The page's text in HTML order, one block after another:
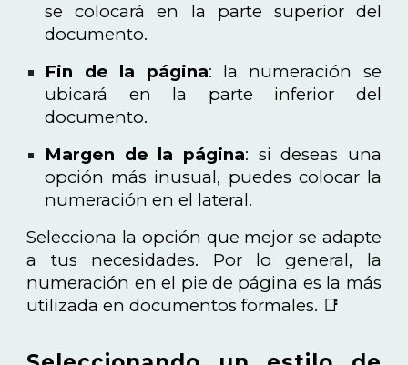
se colocará en la parte superior del
documento.
Fin de la página: la numeración se
ubicará en la parte inferior del
documento.
Margen de la página: si deseas una
opción más inusual, puedes colocar la
numeración en el lateral.
Selecciona la opción que mejor se adapte
a tus necesidades. Por lo general, la
numeración en el pie de página es la más
utilizada en documentos formales. 📑